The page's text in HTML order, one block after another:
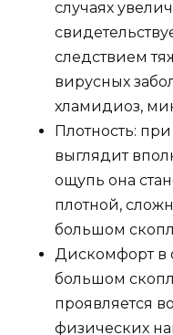
случаях
следствием
вирусных
хламидиоз,
Плотность:
выглядит
ощупь она
плотной,
большом
Дискомфорт в
большом
проявляется
физических